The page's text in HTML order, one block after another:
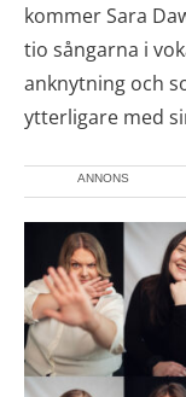
kommer Sara
tio sångarna i
anknytning och
ytterligare med
ANNONS